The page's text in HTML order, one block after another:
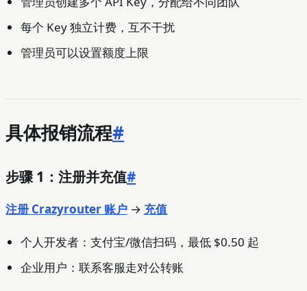
每个 Key 独立计费，互不干扰
管理员可以设置额度上限
具体报销流程#
步骤 1：注册并充值#
注册 Crazyrouter 账户 → 充值
个人开发者：支付宝/微信扫码，最低 $0.50 起
企业用户：联系客服走对公转账